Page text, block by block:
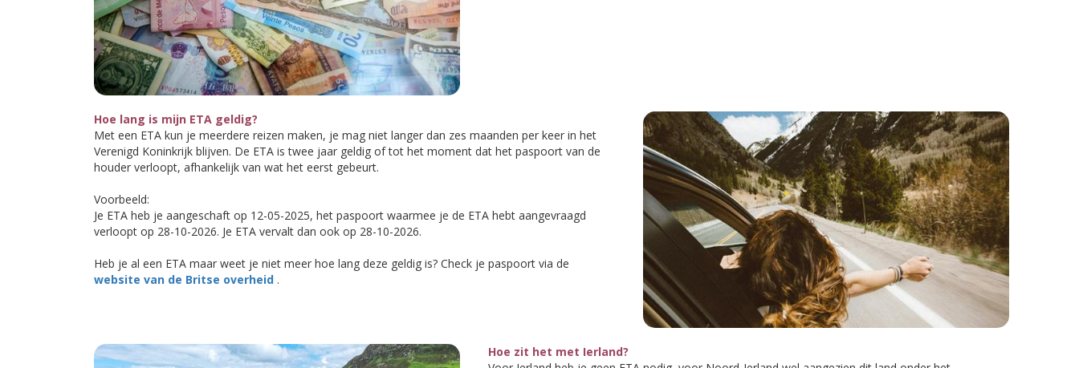
Hoe lang is mijn ETA geldig?
Met een ETA kun je meerdere reizen maken, je mag niet langer dan zes maanden per keer in het
Verenigd Koninkrijk blijven. De ETA is twee jaar geldig of tot het moment dat het paspoort van de
houder verloopt, afhankelijk van wat het eerst gebeurt.
Voorbeeld:
Je ETA heb je aangeschaft op 12-05-2025, het paspoort waarmee je de ETA hebt aangevraagd
verloopt op 28-10-2026. Je ETA vervalt dan ook op 28-10-2026.
Heb je al een ETA maar weet je niet meer hoe lang deze geldig is? Check je paspoort via de
website van de Britse overheid .
Hoe zit het met Ierland?